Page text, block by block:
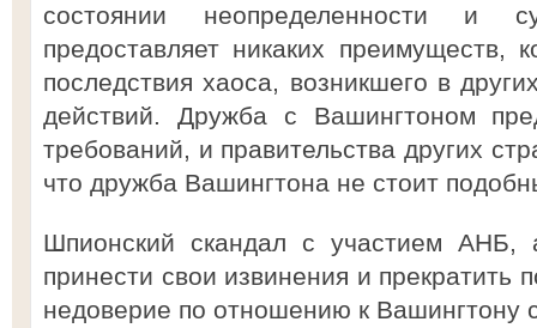
состоянии неопределенности и
предоставляет никаких преимуществ,
последствия хаоса, возникшего в
действий. Дружба с Вашингтоном
требований, и правительства других
что дружба Вашингтона не стоит
Шпионский скандал с участием АНБ,
принести свои извинения и прекратить
недоверие по отношению к Вашингтону